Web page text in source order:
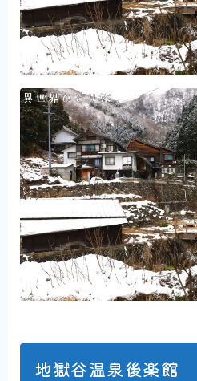
地獄谷温泉後楽館